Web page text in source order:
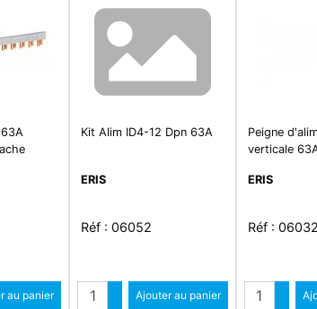
quantité
quantité
au panier
Kit Alim ID4-12 Dpn 63A
ERIS
Réf : 06052
QuantitéAugmenter quantité
Diminuer quantité
Ajouter au panier
Peigne
verticale
ERIS
Réf :
Quantité